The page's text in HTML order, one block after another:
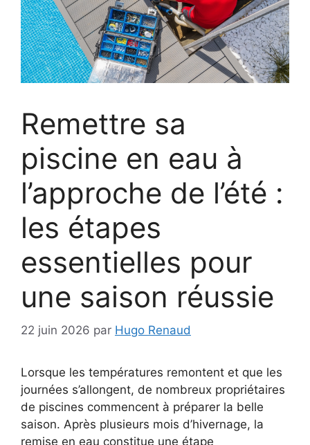
Remettre sa
piscine en eau à
l’approche de l’été :
les étapes
essentielles pour
une saison réussie
22 juin 2026 par Hugo Renaud
Lorsque les températures remontent et que les
journées s’allongent, de nombreux propriétaires
de piscines commencent à préparer la belle
saison. Après plusieurs mois d’hivernage, la
remise en eau constitue une étape